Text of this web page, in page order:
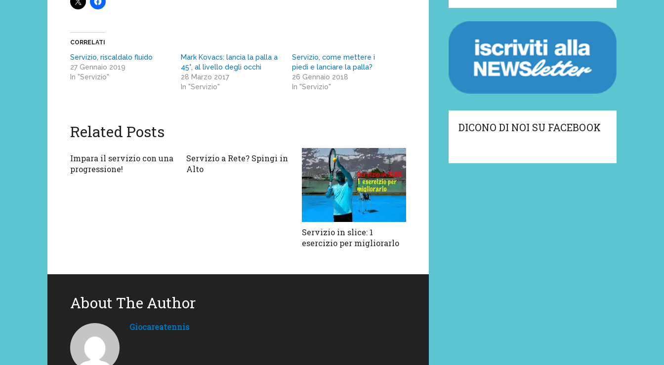
CORRELATI
Servizio, riscaldalo fluido
27 Gennaio 2019
In "Servizio"
Mark Kovacs: lancia la palla a
45°, al livello degli occhi
28 Marzo 2017
In "Servizio"
Servizio, come mettere i
piedi e lanciare la palla?
26 Gennaio 2018
In "Servizio"
Related Posts
Impara il servizio con una
progressione!
Servizio a Rete? Spingi in
Alto
Servizio in slice: 1
esercizio per migliorarlo
About The Author
Giocareatennis
DICONO DI NOI SU FACEBOOK